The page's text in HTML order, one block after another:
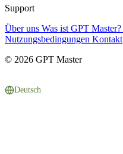
Support
Über uns Was ist GPT Master?
Nutzungsbedingungen Kontakt
© 2026 GPT Master
Deutsch